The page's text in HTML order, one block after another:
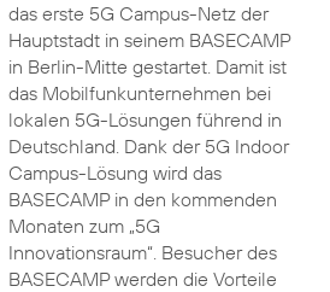
das erste 5G Campus-Netz der
Hauptstadt in seinem BASECAMP
in Berlin-Mitte gestartet. Damit ist
das Mobilfunkunternehmen bei
lokalen 5G-Lösungen führend in
Deutschland. Dank der 5G Indoor
Campus-Lösung wird das
BASECAMP in den kommenden
Monaten zum „5G
Innovationsraum“. Besucher des
BASECAMP werden die Vorteile